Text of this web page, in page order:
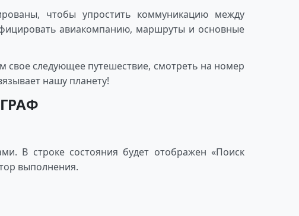
чтобы упростить коммуникацию между
авиакомпанию, маршруты и основные
свое следующее путешествие, смотреть на номер
нашу планету!
В строке состояния будет отображен «Поиск
выполнения.